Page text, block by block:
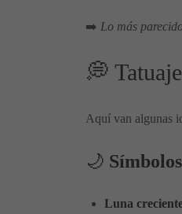
➡️ Lo más
💭
Aquí van algunas
🌙
Luna